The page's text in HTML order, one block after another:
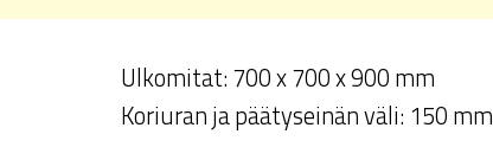
Ulkomitat: 700 x 700 x 900 mm
Koriuran ja päätyseinän väli: 150 mm